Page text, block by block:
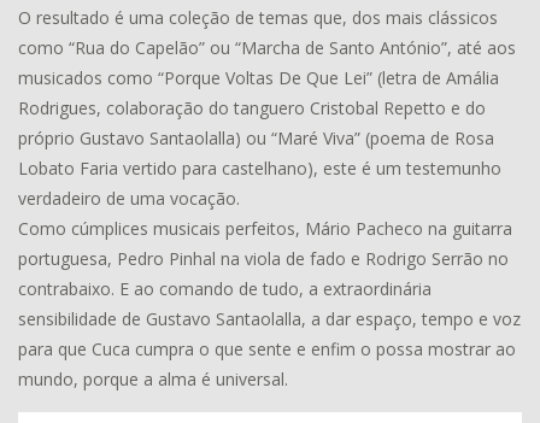
O resultado é uma coleção de temas que, dos mais clássicos
como “Rua do Capelão” ou “Marcha de Santo António”, até aos
musicados como “Porque Voltas De Que Lei” (letra de Amália
Rodrigues, colaboração do tanguero Cristobal Repetto e do
próprio Gustavo Santaolalla) ou “Maré Viva” (poema de Rosa
Lobato Faria vertido para castelhano), este é um testemunho
verdadeiro de uma vocação.
Como cúmplices musicais perfeitos, Mário Pacheco na guitarra
portuguesa, Pedro Pinhal na viola de fado e Rodrigo Serrão no
contrabaixo. E ao comando de tudo, a extraordinária
sensibilidade de Gustavo Santaolalla, a dar espaço, tempo e voz
para que Cuca cumpra o que sente e enfim o possa mostrar ao
mundo, porque a alma é universal.